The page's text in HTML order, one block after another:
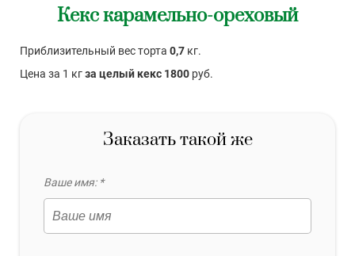
Кекс карамельно-ореховый
Приблизительный вес торта 0,7 кг.
Цена за 1 кгза целый кекс 1800 руб.
Заказать такой же
Ваше имя: *